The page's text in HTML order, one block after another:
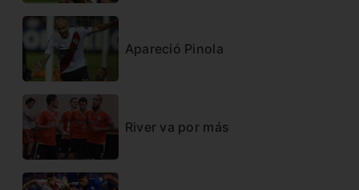
Apareció Pinola
River va por más